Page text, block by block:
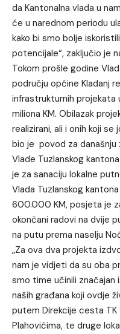
da Kantonalna vlada u
će u narednom periodu
kako bi smo bolje
potencijale“, zaključio je
Tokom prošle godine
području općine Kladanj
infrastrukturnih projekata
miliona KM. Obilazak
realizirani, ali i onih koji se
bio je povod za
Vlade Tuzlanskog
je za sanaciju lokalne
Vlada Tuzlanskog
600.000 KM, posjeta je
okončani radovi na dvije
na putu prema naselju
„Za ova dva projekta
nam je vidjeti da su oba
smo time učinili značajan
naših građana koji ovdje
putem Direkcije cesta TK
Plahovićima, te druge